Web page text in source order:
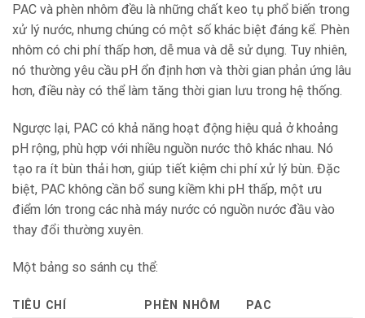
PAC và phèn nhôm đều là những chất keo tụ phổ biến trong
xử lý nước, nhưng chúng có một số khác biệt đáng kể. Phèn
nhôm có chi phí thấp hơn, dễ mua và dễ sử dụng. Tuy nhiên,
nó thường yêu cầu pH ổn định hơn và thời gian phản ứng lâu
hơn, điều này có thể làm tăng thời gian lưu trong hệ thống.
Ngược lại, PAC có khả năng hoạt động hiệu quả ở khoảng
pH rộng, phù hợp với nhiều nguồn nước thô khác nhau. Nó
tạo ra ít bùn thải hơn, giúp tiết kiệm chi phí xử lý bùn. Đặc
biệt, PAC không cần bổ sung kiềm khi pH thấp, một ưu
điểm lớn trong các nhà máy nước có nguồn nước đầu vào
thay đổi thường xuyên.
Một bảng so sánh cụ thể:
TIÊU CHÍ PHÈN NHÔM
PAC